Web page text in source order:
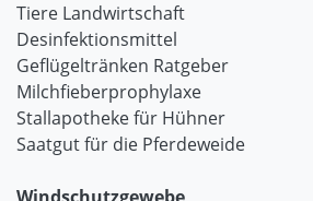
Tiere Landwirtschaft
Desinfektionsmittel
Geflügeltränken Ratgeber
Milchfieberprophylaxe
Stallapotheke für Hühner
Saatgut für die Pferdeweide